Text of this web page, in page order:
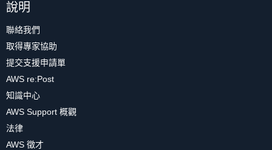
說明
聯絡我們
取得專家協助
提交支援申請單
AWS re:Post
知識中心
AWS Support 概觀
法律
AWS 徵才